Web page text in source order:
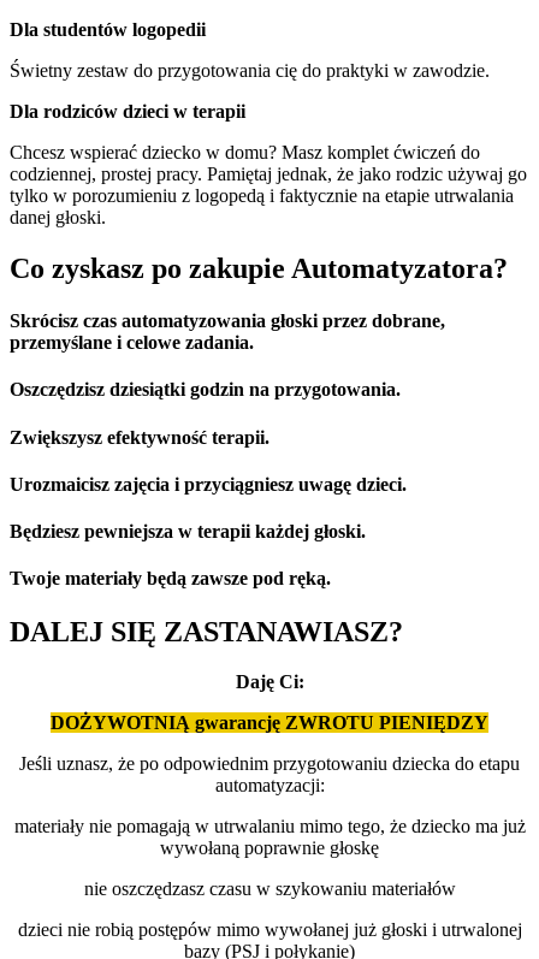
Dla studentów logopedii
Świetny zestaw do przygotowania cię do praktyki w zawodzie.
Dla rodziców dzieci w terapii
Chcesz wspierać dziecko w domu? Masz komplet ćwiczeń do
codziennej, prostej pracy. Pamiętaj jednak, że jako rodzic używaj go
tylko w porozumieniu z logopedą i faktycznie na etapie utrwalania
danej głoski.
Co zyskasz po zakupie Automatyzatora?
Skrócisz czas automatyzowania głoski przez dobrane,
przemyślane i celowe zadania.
Oszczędzisz dziesiątki godzin na przygotowania.
Zwiększysz efektywność terapii.
Urozmaicisz zajęcia i przyciągniesz uwagę dzieci.
Będziesz pewniejsza w terapii każdej głoski.
Twoje materiały będą zawsze pod ręką.
DALEJ SIĘ ZASTANAWIASZ?
Daję Ci:
DOŻYWOTNIĄ gwarancję ZWROTU PIENIĘDZY
Jeśli uznasz, że po odpowiednim przygotowaniu dziecka do etapu
automatyzacji:
materiały nie pomagają w utrwalaniu mimo tego, że dziecko ma już
wywołaną poprawnie głoskę
nie oszczędzasz czasu w szykowaniu materiałów
dzieci nie robią postępów mimo wywołanej już głoski i utrwalonej
bazy (PSJ i połykanie)